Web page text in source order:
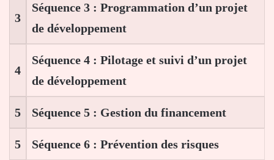
3
Séquence 3 : Programmation d’un projet
de développement
4
Séquence 4 : Pilotage et suivi d’un projet
de développement
5 Séquence 5 : Gestion du financement
5 Séquence 6 : Prévention des risques